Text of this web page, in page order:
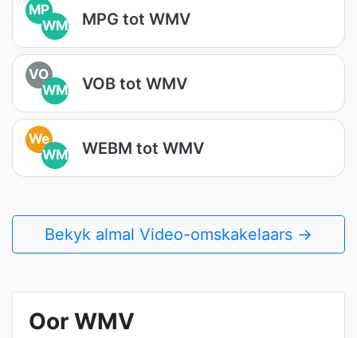
MP
WM
MPG tot WMV
VO
WM
VOB tot WMV
We
WM
WEBM tot WMV
Bekyk almal Video-omskakelaars →
Oor WMV